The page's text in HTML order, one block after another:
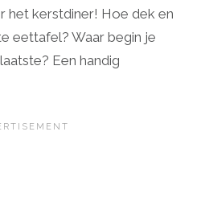
het kerstdiner! Hoe dek en
eettafel? Waar begin je
Een handig